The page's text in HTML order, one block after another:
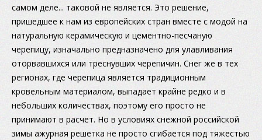
самом деле... таковой не является. Это решение,
пришедшее к нам из европейских стран вместе с модой на
натуральную керамическую и цементно-песчаную
черепицу, изначально предназначено для улавливания
оторвавшихся или треснувших черепичин. Снег же в тех
регионах, где черепица является традиционным
кровельным материалом, выпадает крайне редко и в
небольших количествах, поэтому его просто не
принимают в расчет. Но в условиях снежной российской
зимы ажурная решетка не просто сгибается под тяжестью